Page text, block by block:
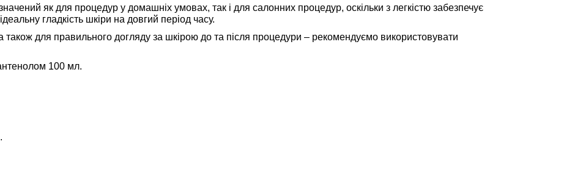
як для процедур у домашніх умовах, так і для салонних процедур, оскільки з легкістю забезпечує
гладкість шкіри на довгий період часу.
для правильного догляду за шкірою до та після процедури – рекомендуємо використовувати
100 мл.